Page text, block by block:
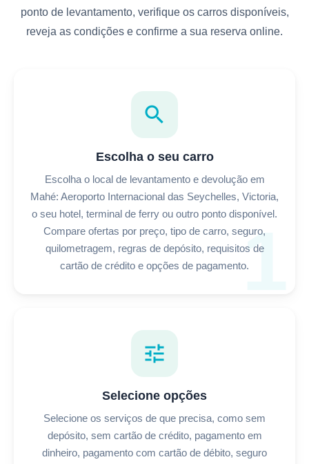
ponto de levantamento, verifique os carros disponíveis,
reveja as condições e confirme a sua reserva online.
1
search
Escolha o seu carro
Escolha o local de levantamento e devolução em
Mahé: Aeroporto Internacional das Seychelles, Victoria,
o seu hotel, terminal de ferry ou outro ponto disponível.
Compare ofertas por preço, tipo de carro, seguro,
quilometragem, regras de depósito, requisitos de
cartão de crédito e opções de pagamento.
tune
Selecione opções
Selecione os serviços de que precisa, como sem
depósito, sem cartão de crédito, pagamento em
dinheiro, pagamento com cartão de débito, seguro